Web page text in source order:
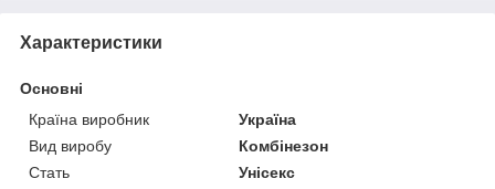
Характеристики
Основні
Країна виробник
Україна
Вид виробу
Комбінезон
Стать
Унісекс